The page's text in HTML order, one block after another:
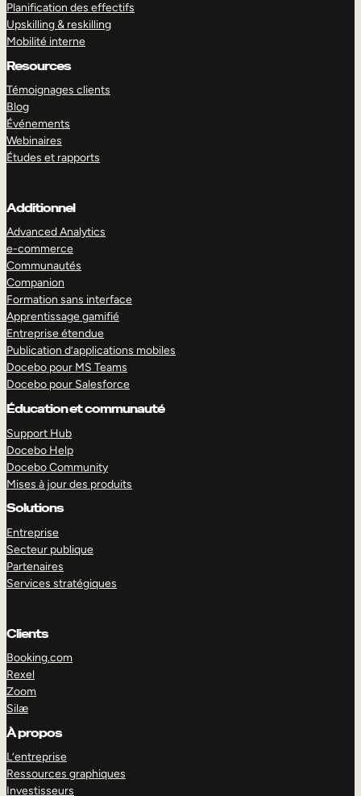
Planification des effectifs
Upskilling & reskilling
Mobilité interne
Resources
Témoignages clients
Blog
Événements
Webinaires
Études et rapports
Additionnel
Advanced Analytics
e-commerce
Communautés
Companion
Formation sans interface
Apprentissage gamifié
Entreprise étendue
Publication d’applications mobiles
Docebo pour MS Teams
Docebo pour Salesforce
Éducation et communauté
Support Hub
Docebo Help
Docebo Community
Mises à jour des produits
Solutions
Entreprise
Secteur publique
Partenaires
Services stratégiques
Clients
Booking.com
Rexel
Zoom
Silæ
À propos
L’entreprise
Ressources graphiques
Investisseurs